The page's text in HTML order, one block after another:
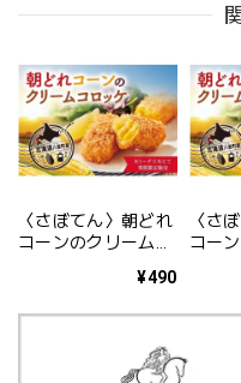
〈さぼてん〉朝どれ
コーンのクリームコ
¥490
〈さ
コー